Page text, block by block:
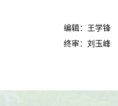
编辑：王学锋
终审：刘玉峰